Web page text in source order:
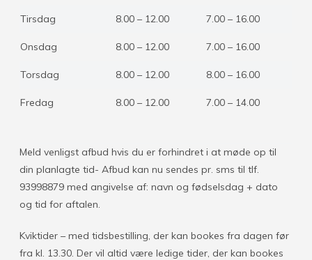
Tirsdag 8.00 – 12.00 7.00 – 16.00
Onsdag 8.00 – 12.00 7.00 – 16.00
Torsdag 8.00 – 12.00 8.00 – 16.00
Fredag 8.00 – 12.00 7.00 – 14.00
Meld venligst afbud hvis du er forhindret i at møde op til
din planlagte tid- Afbud kan nu sendes pr. sms til tlf.
93998879 med angivelse af: navn og fødselsdag + dato
og tid for aftalen.
Kviktider – med tidsbestilling, der kan bookes fra dagen før
fra kl. 13.30. Der vil altid være ledige tider, der kan bookes